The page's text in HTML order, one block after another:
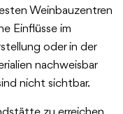
Weinbauzentren
Einflüsse im
oder in der
nachweisbar
nicht sichtbar.